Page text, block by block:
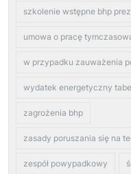
szkolenie wstępne bhp
umowa o pracę
w przypadku zauważenia
wydatek energetyczny
zagrożenia bhp
zasady poruszania się na
zespół powypadkowy